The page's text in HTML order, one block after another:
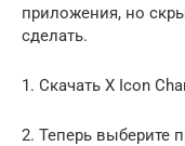
приложения, но
сделать.
1. Скачать X Icon
2. Теперь выберите